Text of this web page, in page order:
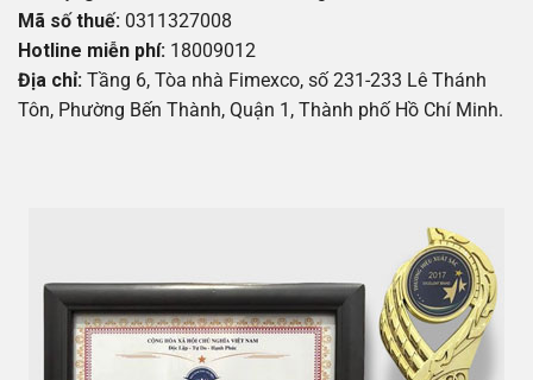
Mã số thuế: 0311327008
Hotline miễn phí: 18009012
Địa chỉ: Tầng 6, Tòa nhà Fimexco, số 231-233 Lê Thánh
Tôn, Phường Bến Thành, Quận 1, Thành phố Hồ Chí Minh.